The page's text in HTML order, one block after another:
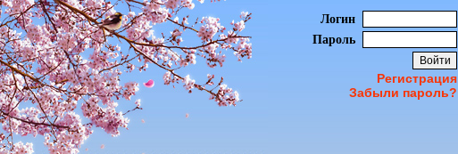
Логин
Пароль
Регистрация
Забыли пароль?